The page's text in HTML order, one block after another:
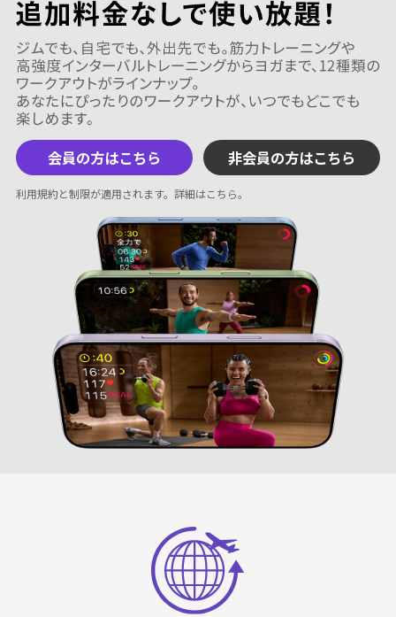
会員の方はこちら 非会員の方はこちら
利用規約と制限が適用されます。 詳細はこちら。